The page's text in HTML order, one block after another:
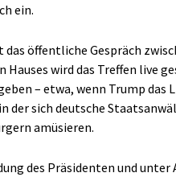
ein.
öffentliche Gespräch
Hauses wird das Treffen live
– etwa, wenn Trump das
der sich deutsche
amüsieren.
des Präsidenten und unter